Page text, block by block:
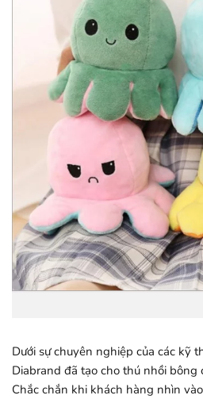
bạch
Dưới sự chuyên nghiệp của các kỹ
Diabrand đã tạo cho thú nhồi bông
Chắc chắn khi khách hàng nhìn